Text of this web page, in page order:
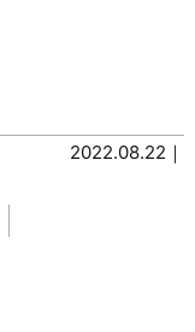
2022.08.22｜